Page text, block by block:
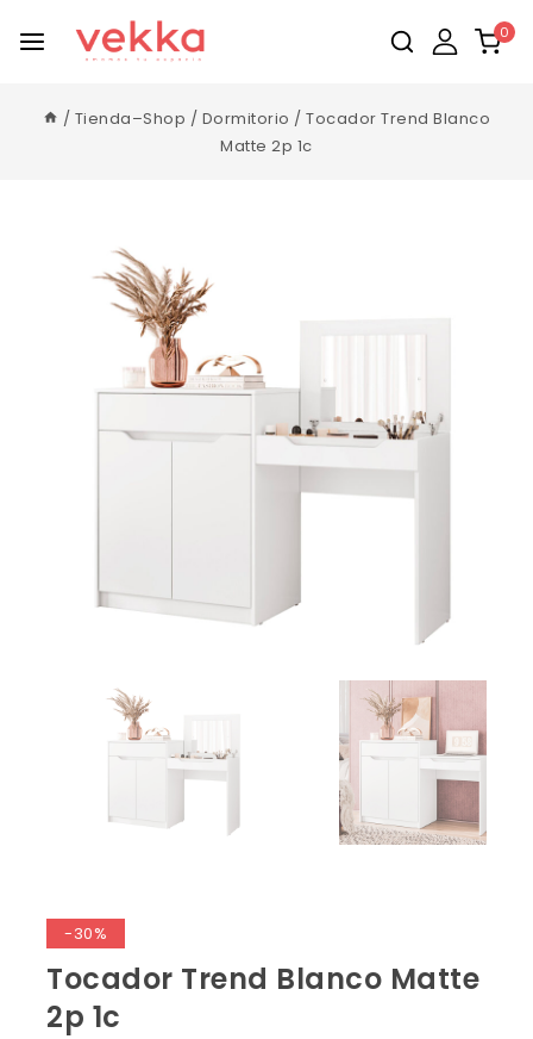
0
/ Tienda–Shop / Dormitorio / Tocador Trend Blanco
Matte 2p 1c
-30%
Tocador Trend Blanco Matte
2p 1c